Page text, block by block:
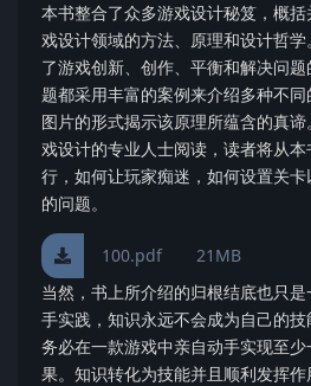
本书整合了众多游戏设计秘笈，概
戏设计领域的方法、原理和设计哲
了游戏创新、创作、平衡和解决问
题都采用丰富的案例来介绍多种不
图片的形式揭示该原理所蕴含的真
戏设计的专业人士阅读，读者将从
行，如何让玩家痴迷，如何设置关
的问题。
100.pdf
21MB
当然，书上所介绍的归根结底也只
手实践，知识永远不会成为自己的
务必在一款游戏中亲自动手实现至
果。知识转化为技能并且顺利发挥